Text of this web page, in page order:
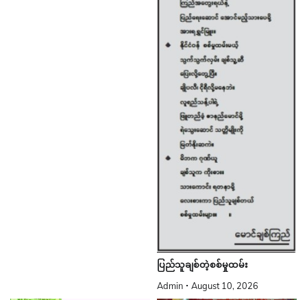
ပြည်သူချစ်တဲ့စစ်မှုထမ်း
Admin August 10, 2026